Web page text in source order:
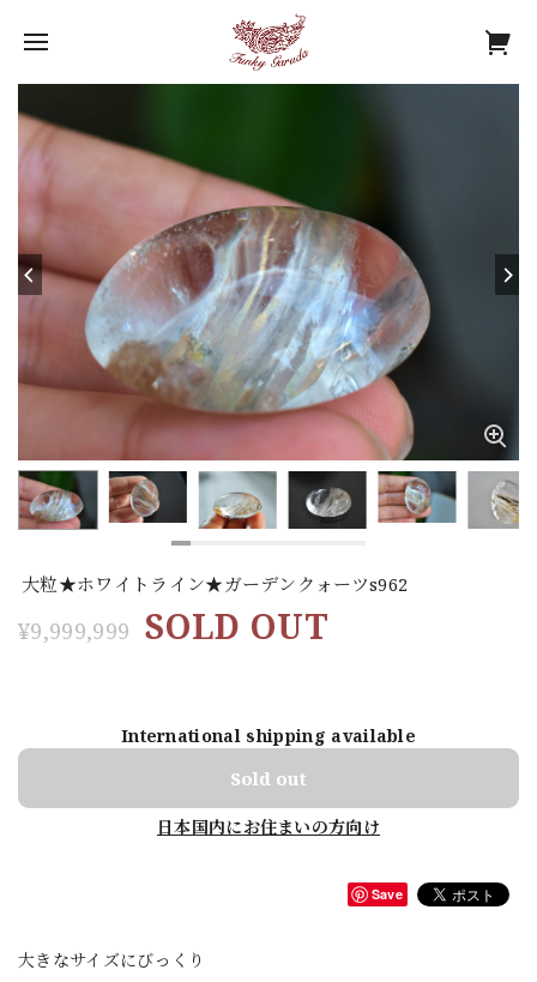
大粒★ホワイトライン★ガーデンクォーツs962
¥9,999,999 SOLD OUT
International shipping available
Sold out
日本国内にお住まいの方向け
Save
大きなサイズにびっくり